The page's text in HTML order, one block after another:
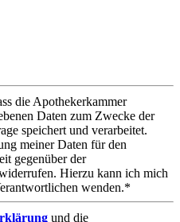
die Apothekerkammer
Daten zum Zwecke der
speichert und verarbeitet.
meiner Daten für den
gegenüber der
Hierzu kann ich mich
wenden.*
und die